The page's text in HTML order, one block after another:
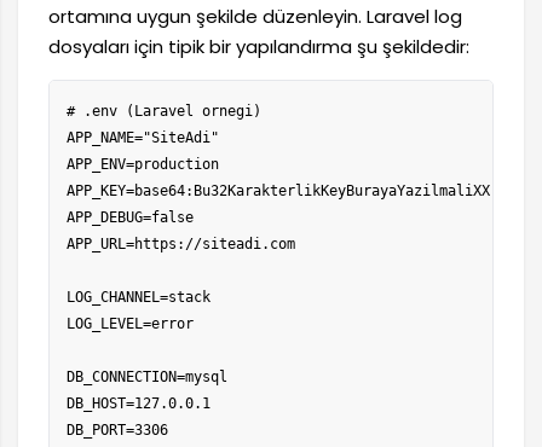
ortamına uygun şekilde düzenleyin. Laravel log
dosyaları için tipik bir yapılandırma şu şekildedir:
# .env (Laravel ornegi)
APP_NAME="SiteAdi"
APP_ENV=production
APP_KEY=base64:Bu32KarakterlikKeyBurayaYazilmaliXX
APP_DEBUG=false
APP_URL=https://siteadi.com
LOG_CHANNEL=stack
LOG_LEVEL=error
DB_CONNECTION=mysql
DB_HOST=127.0.0.1
DB_PORT=3306